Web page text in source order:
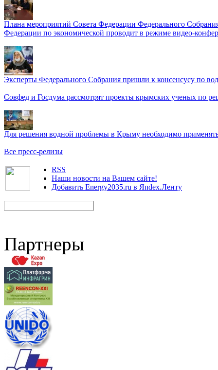
Плана мероприятий Совета Федерации Федерального
Федерации по экономической проводит в режиме видео-
Эксперты Федерального Собрания пришли к консенсусу по
Совфед и Госдума рассмотрят проекты крымских ученых по
Для решения водной проблемы в Крыму необходимо
Все пресс-релизы
RSS
Наши новости на Вашем сайте!
Добавить Energy2035.ru в Яndex.Ленту
Партнеры